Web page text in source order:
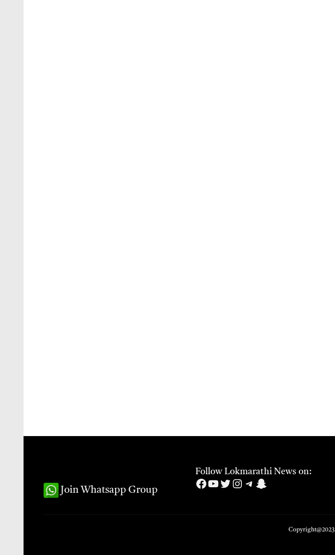
Join Whatsapp Group
Follow Lokmarathi News on:
Facebook
YouTube
Twitter
Instagram
Telegram
Snapchat
Copyright@2023